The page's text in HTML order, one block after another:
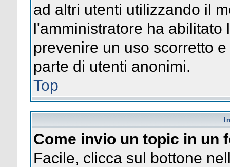
ad altri utenti utilizzando il
l'amministratore ha abilitato
prevenire un uso scorretto
parte di utenti anonimi.
Top
Come invio un topic in un
Facile, clicca sul bottone